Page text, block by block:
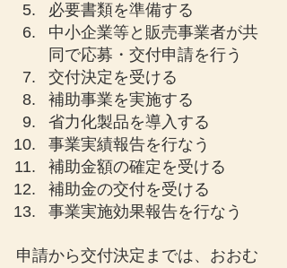
必要書類を準備する
中小企業等と販売事業者が共
同で応募・交付申請を行う
交付決定を受ける
補助事業を実施する
省力化製品を導入する
事業実績報告を行なう
補助金額の確定を受ける
補助金の交付を受ける
事業実施効果報告を行なう
申請から交付決定までは、おおむ